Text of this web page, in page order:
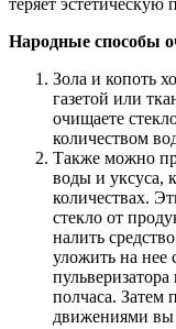
Народные способы
Зола и копоть
газетой или
очищаете
количеством
Также можно
воды и уксуса,
количествах.
стекло от
налить
уложить на нее
полчаса. Затем
движениями вы